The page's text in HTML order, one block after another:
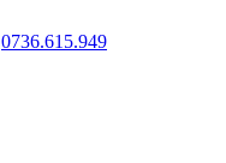
0736.615.949